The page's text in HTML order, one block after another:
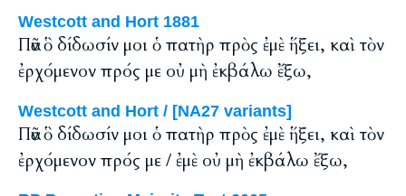
Westcott and Hort 1881
Πᾶν ὃ δίδωσίν μοι ὁ πατὴρ πρὸς ἐμὲ ἥξει, καὶ τὸν
ἐρχόμενον πρός με οὐ μὴ ἐκβάλω ἔξω,
Westcott and Hort / [NA27 variants]
Πᾶν ὃ δίδωσίν μοι ὁ πατὴρ πρὸς ἐμὲ ἥξει, καὶ τὸν
ἐρχόμενον πρός με / ἐμὲ οὐ μὴ ἐκβάλω ἔξω,